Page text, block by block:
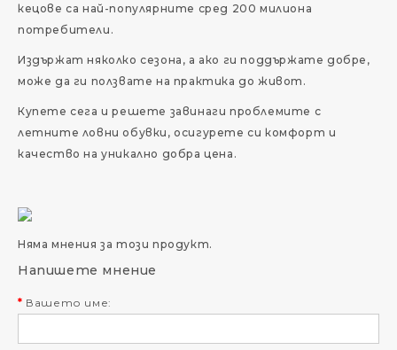
кецове са най-популярните сред 200 милиона
потребители.
Издържат няколко сезона, a ако ги поддържате добре,
може да ги ползвате на практика до живот.
Купете сега и решете завинаги проблемите с
летните ловни обувки, осигурете си комфорт и
качество на уникално добра цена.
Няма мнения за този продукт.
Напишете мнение
Вашето име: